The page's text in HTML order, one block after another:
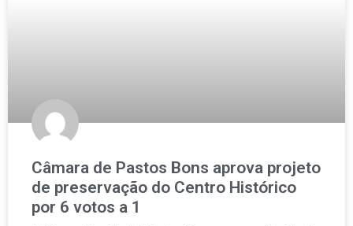
Câmara de Pastos Bons aprova projeto
de preservação do Centro Histórico
por 6 votos a 1